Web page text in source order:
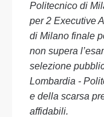
Politecnico di
per 2 Executive
di Milano finale
non supera
selezione
Lombardia -
e della scarsa
affidabili.